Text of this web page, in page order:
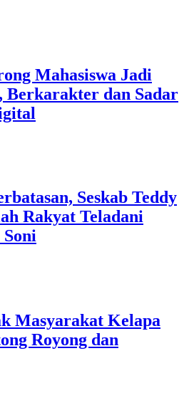
Mahasiswa Jadi
Berkarakter dan Sadar
Seskab Teddy
Rakyat Teladani
Masyarakat Kelapa
Royong dan